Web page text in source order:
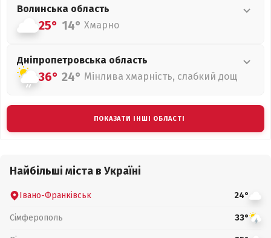
Волинська область
25° 14° Хмарно
Дніпропетровська область
36° 24° Мінлива хмарність, слабкий дощ
ПОКАЗАТИ ІНШІ ОБЛАСТІ
Найбільші міста в Україні
Івано-Франківськ 24°
Сімферополь 33°